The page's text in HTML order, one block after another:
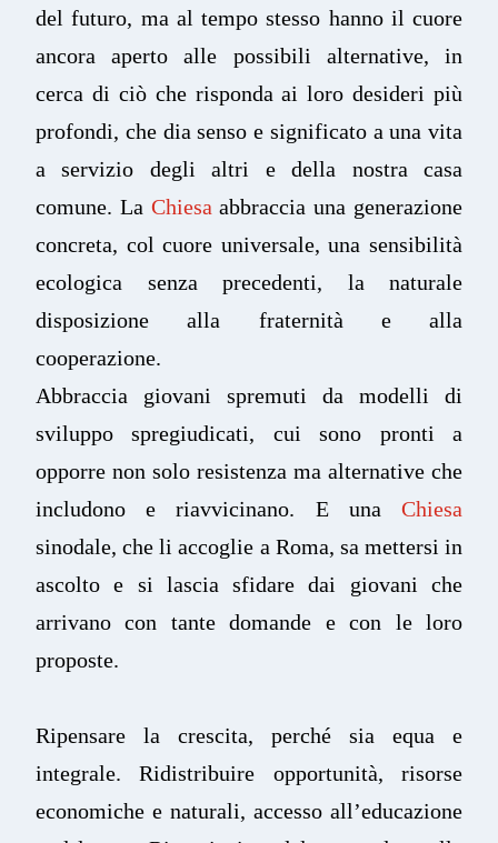
del futuro, ma al tempo stesso hanno il cuore
ancora aperto alle possibili alternative, in
cerca di ciò che risponda ai loro desideri più
profondi, che dia senso e significato a una vita
a servizio degli altri e della nostra casa
comune. La Chiesa abbraccia una generazione
concreta, col cuore universale, una sensibilità
ecologica senza precedenti, la naturale
disposizione alla fraternità e alla
cooperazione.
Abbraccia giovani spremuti da modelli di
sviluppo spregiudicati, cui sono pronti a
opporre non solo resistenza ma alternative che
includono e riavvicinano. E una Chiesa
sinodale, che li accoglie a Roma, sa mettersi in
ascolto e si lascia sfidare dai giovani che
arrivano con tante domande e con le loro
proposte.
Ripensare la crescita, perché sia equa e
integrale. Ridistribuire opportunità, risorse
economiche e naturali, accesso all’educazione